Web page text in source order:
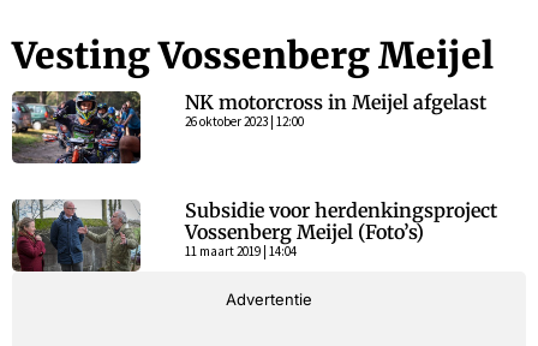
Vesting Vossenberg Meijel
NK motorcross in Meijel afgelast
26 oktober 2023 | 12:00
Subsidie voor herdenkingsproject
Vossenberg Meijel (Foto’s)
11 maart 2019 | 14:04
Advertentie